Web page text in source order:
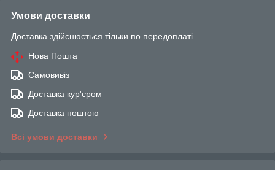
Умови доставки
Доставка здійснюється тільки по передоплаті.
Нова Пошта
Самовивіз
Доставка кур'єром
Доставка поштою
Всі умови доставки